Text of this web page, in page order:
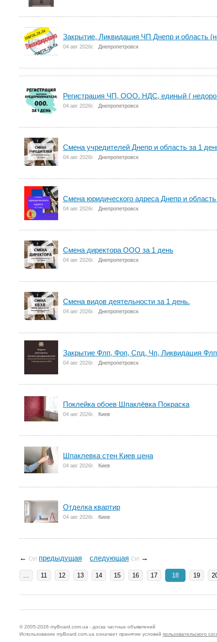
Закрытие, Ликвидация ЧП Днепр и область
04 авг 2026г. Днепропетровск
Регистрация ЧП, ООО. НДС, единый (
04 авг 2026г. Днепропетровск
Смена учредителей Днепр и область за 1
04 авг 2026г. Днепропетровск
Смена юридического адреса Днепр и
04 авг 2026г. Днепропетровск
Смена директора ООО за 1 день
04 авг 2026г. Днепропетровск
Смена видов деятельности за 1 день.
04 авг 2026г. Днепропетровск
Закрытие Флп, Фоп, Спд, Чп, Ликвидация
04 авг 2026г. Днепропетровск
Поклейка обоев Шпаклёвка Покраска
04 авг 2026г. Киев
Шпаклевка стен Киев цена
04 авг 2026г. Киев
Отделка квартир
04 авг 2026г. Киев
← Ctrl предыдущая следующая Ctrl →
... 11 12 13 14 15 16 17 18 19
© 2005-2026 myBoard.com.ua - доска частных объявлений
Использование myBoard.com.ua означает принятие условий пользовательского